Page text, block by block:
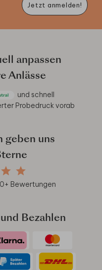
Jetzt anmelden!
anpassen
Anlässe
und schnell
Probedruck vorab
geben uns
+ Bewertungen
Bezahlen